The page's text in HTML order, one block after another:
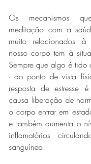
Os mecanismos
meditação com a
muito relacionados
nosso corpo tem à
Sempre que algo é tido
- do ponto de vista
resposta de estresse
causa liberação de
o corpo entrar em
e também aumenta o
inflamatórios
sanguínea.